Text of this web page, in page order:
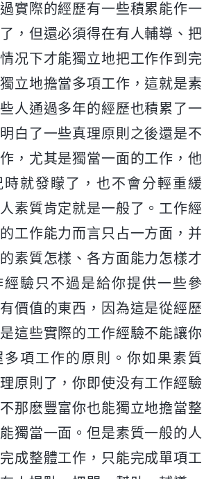
實際的經歷有一些積累能作一
，但還必須得在有人輔導、把
况下才能獨立地把工作作到完
立地擔當多項工作，這就是素
人通過多年的經歷也積累了一
白了一些真理原則之後還是不
，尤其是獨當一面的工作，他
就發矇了，也不會分輕重緩
素質肯定就是一般了。工作經
工作能力而言只占一方面，并
素質怎樣、各方面能力怎樣才
經驗只不過是給你提供一些參
價值的東西，因為這是從經歷
這些實際的工作經驗不能讓你
項工作的原則。你如果素質
原則了，你即使没有工作經驗
那麽豐富你也能獨立地擔當整
獨當一面。但是素質一般的人
成整體工作，只能完成單項工